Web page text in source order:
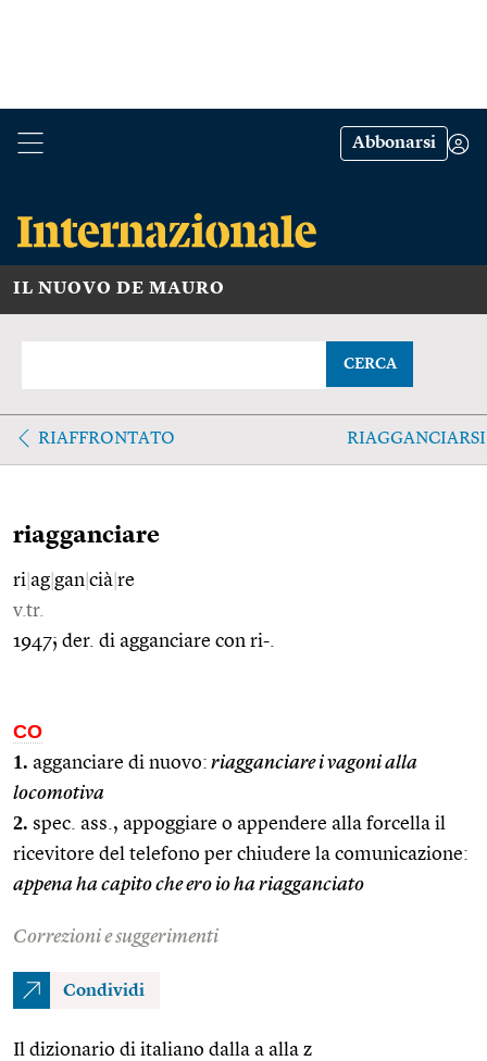
Abbonarsi
IL NUOVO DE MAURO
CERCA
RIAFFRONTATO RIAGGANCIARSI
riagganciare
ri ag gan cià re
v.tr.
1947; der. di agganciare con ri-.
CO
1. agganciare di nuovo: riagganciare i vagoni alla
locomotiva
2. spec. ass., appoggiare o appendere alla forcella il
ricevitore del telefono per chiudere la comunicazione:
appena ha capito che ero io ha riagganciato
Correzioni e suggerimenti
Condividi
Il dizionario di italiano dalla a alla z